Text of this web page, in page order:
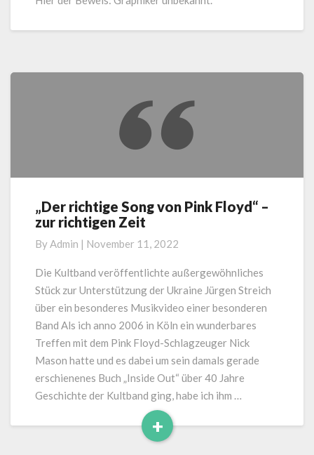
„Der
richtige
von
Pink
–
zur
richtigen
Zeit
„Der richtige Song von Pink Floyd“ –
zur richtigen Zeit
By Admin | November 11, 2022
Die Kultband veröffentlichte außergewöhnliches
Stück zur Unterstützung der Ukraine Jürgen Streich
über ein besonderes Musikvideo einer besonderen
Band Als ich anno 2006 in Köln ein wunderbares
Treffen mit dem Pink Floyd-Schlagzeuger Nick
Mason hatte und es dabei um sein damals gerade
erschienenes Buch „Inside Out“ über 40 Jahre
Geschichte der Kultband ging, habe ich ihm …
+
Read